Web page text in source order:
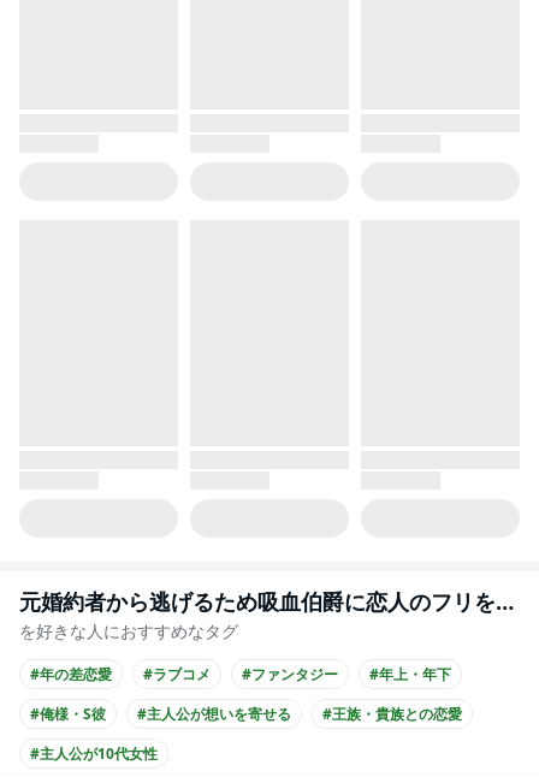
元婚約者から逃げるため吸血伯爵に恋人のフリをお願いしたら、なぜか溺愛モードになりました
を好きな人におすすめなタグ
#年の差恋愛 #ラブコメ #ファンタジー
#年上・年下
#俺様・S彼
#主人公が想いを寄せる
#王族・貴族との恋愛
#主人公が10代女性